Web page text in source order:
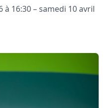
16:30 – samedi 10 avril